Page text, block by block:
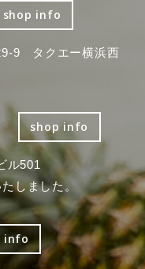
shop info
9 タクエー横浜西
shop info
ル501
しました。
info